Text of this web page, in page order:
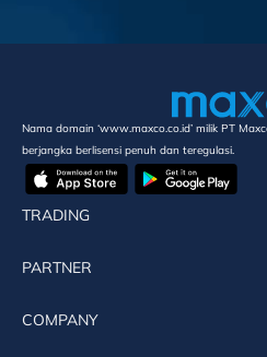
Nama domain ‘www.maxco.co.id’ milik PT
berjangka berlisensi penuh dan teregulasi.
TRADING
PARTNER
COMPANY